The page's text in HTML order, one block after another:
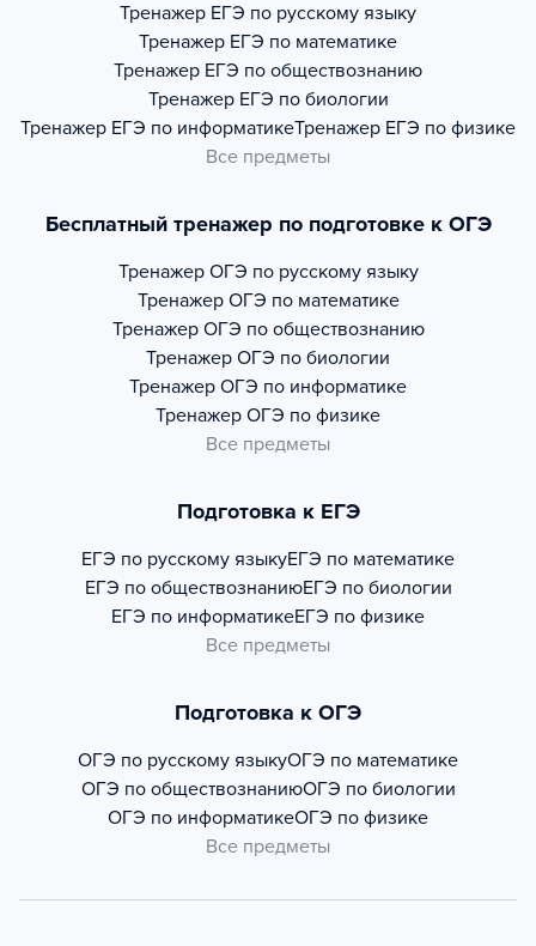
Тренажер ЕГЭ по русскому языку
Тренажер ЕГЭ по математике
Тренажер ЕГЭ по обществознанию
Тренажер ЕГЭ по биологии
Тренажер ЕГЭ по информатикеТренажер ЕГЭ по физике
Все предметы
Бесплатный тренажер по подготовке к ОГЭ
Тренажер ОГЭ по русскому языку
Тренажер ОГЭ по математике
Тренажер ОГЭ по обществознанию
Тренажер ОГЭ по биологии
Тренажер ОГЭ по информатике
Тренажер ОГЭ по физике
Все предметы
Подготовка к ЕГЭ
ЕГЭ по русскому языкуЕГЭ по математике
ЕГЭ по обществознаниюЕГЭ по биологии
ЕГЭ по информатикеЕГЭ по физике
Все предметы
Подготовка к ОГЭ
ОГЭ по русскому языкуОГЭ по математике
ОГЭ по обществознаниюОГЭ по биологии
ОГЭ по информатикеОГЭ по физике
Все предметы